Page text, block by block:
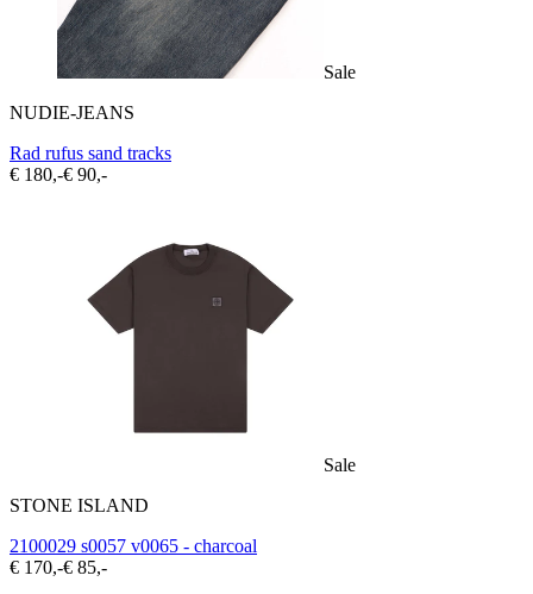
Sale
NUDIE-JEANS
Rad rufus sand tracks
€ 180,-€ 90,-
Sale
STONE ISLAND
2100029 s0057 v0065 - charcoal
€ 170,-€ 85,-